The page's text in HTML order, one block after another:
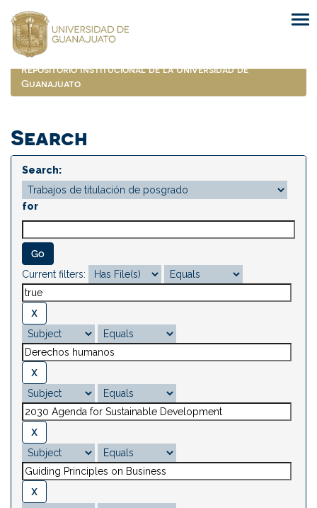
navigation
Repositorio Institucional de la Universidad de
Guanajuato
Search
Search:
for
Current filters: